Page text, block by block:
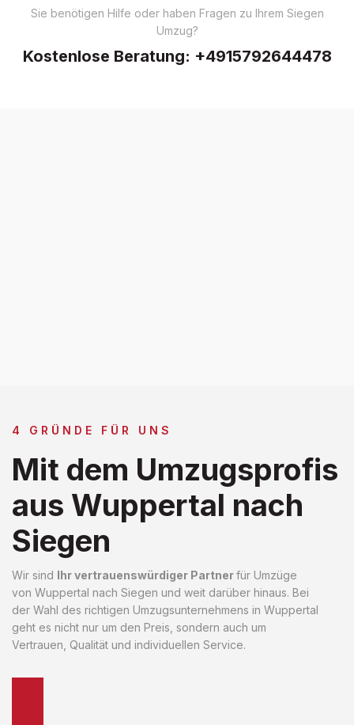
Sie benötigen Hilfe oder haben Fragen zu Ihrem Siegen
Umzug?
Kostenlose Beratung: +4915792644478
4 GRÜNDE FÜR UNS
Mit dem Umzugsprofis
aus Wuppertal nach
Siegen
Wir sind Ihr vertrauenswürdiger Partnerfür Umzüge
von Wuppertal nach Siegen und weit darüber hinaus. Bei
der Wahl des richtigen Umzugsunternehmens in Wuppertal
geht es nicht nur um den Preis, sondern auch um
Vertrauen, Qualität und individuellen Service.